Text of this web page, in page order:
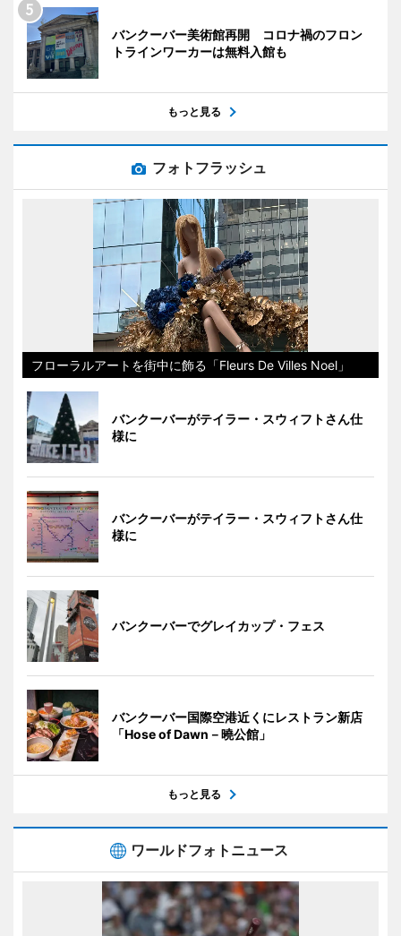
バンクーバー美術館再開 コロナ禍のフロン
トラインワーカーは無料入館も
もっと見る
フォトフラッシュ
フローラルアートを街中に飾る「Fleurs De Villes Noel」
バンクーバーがテイラー・スウィフトさん仕
様に
バンクーバーがテイラー・スウィフトさん仕
様に
バンクーバーでグレイカップ・フェス
バンクーバー国際空港近くにレストラン新店
「Hose of Dawn－曉公館」
もっと見る
ワールドフォトニュース